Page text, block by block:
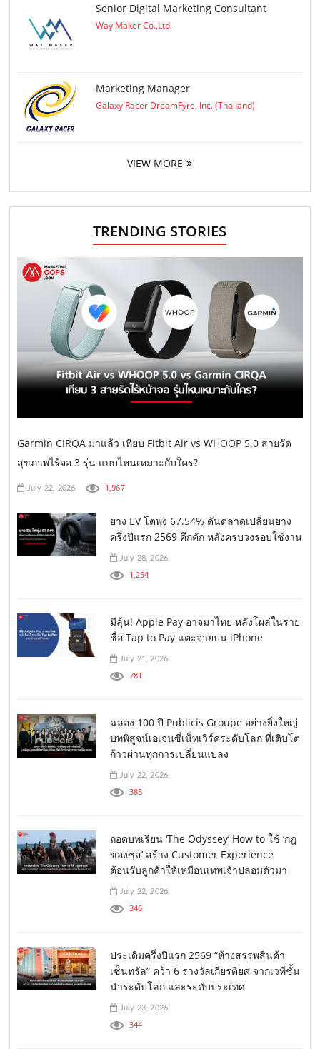
Senior Digital Marketing Consultant
Way Maker Co.,Ltd.
Marketing Manager
Galaxy Racer DreamFyre, Inc. (Thailand)
VIEW MORE
TRENDING STORIES
Garmin CIRQA มาแล้ว เทียบ Fitbit Air vs WHOOP 5.0 สายรัด
สุขภาพไร้จอ 3 รุ่น แบบไหนเหมาะกับใคร?
July 22, 2026 1,967
ยาง EV โตพุ่ง 67.54% ดันตลาดเปลี่ยนยาง
ครึ่งปีแรก 2569 คึกคัก หลังครบวงรอบใช้งาน
July 28, 2026
1,254
มีลุ้น! Apple Pay อาจมาไทย หลังโผล่ในราย
ชื่อ Tap to Pay แตะจ่ายบน iPhone
July 21, 2026
781
ฉลอง 100 ปี Publicis Groupe อย่างยิ่งใหญ่
บทพิสูจน์เอเจนซี่เน็ทเวิร์คระดับโลก ที่เติบโต
ก้าวผ่านทุกการเปลี่ยนแปลง
July 22, 2026
385
ถอดบทเรียน ‘The Odyssey’ How to ใช้ ‘กฎ
ของซุส’ สร้าง Customer Experience
ต้อนรับลูกค้าให้เหมือนเทพเจ้าปลอมตัวมา
July 22, 2026
346
ประเดิมครึ่งปีแรก 2569 “ห้างสรรพสินค้า
เซ็นทรัล” คว้า 6 รางวัลเกียรติยศ จากเวทีชั้น
นำระดับโลก และระดับประเทศ
July 23, 2026
344